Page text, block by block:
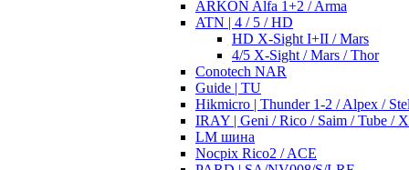
ARKON Alfa 1+2 / Arma
ATN | 4 / 5 / HD
HD X-Sight I+II / Mars
4/5 X-Sight / Mars / Thor
Conotech NAR
Guide | TU
Hikmicro | Thunder 1-2 / Alpex /
IRAY | Geni / Rico / Saim / Tube /
LM шина
Nocpix Rico2 / ACE